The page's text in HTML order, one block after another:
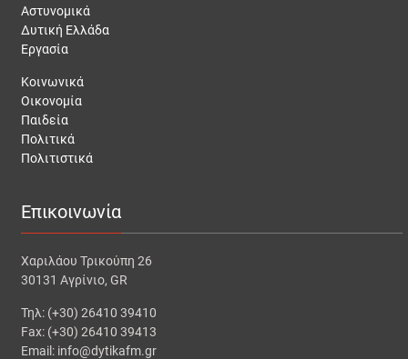
Αστυνομικά
Δυτική Ελλάδα
Εργασία
Κοινωνικά
Οικονομία
Παιδεία
Πολιτικά
Πολιτιστικά
Επικοινωνία
Χαριλάου Τρικούπη 26
30131 Αγρίνιο, GR
Τηλ: (+30) 26410 39410
Fax: (+30) 26410 39413
Email: info@dytikafm.gr